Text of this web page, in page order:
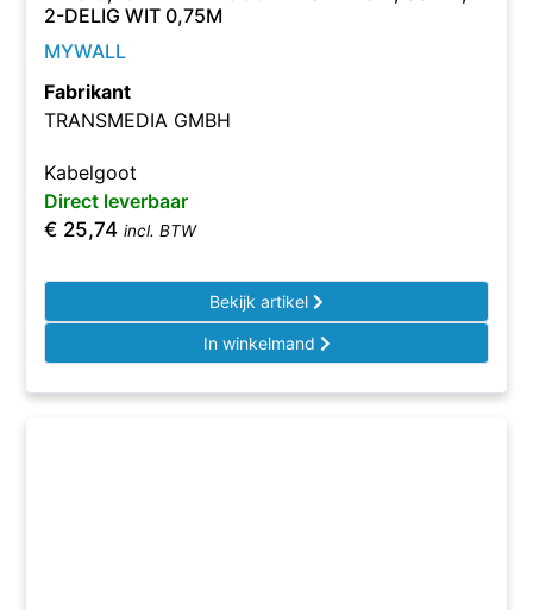
2-DELIG WIT 0,75M
MYWALL
Fabrikant
TRANSMEDIA GMBH
Kabelgoot
Direct leverbaar
€ 25,74 incl. BTW
Bekijk artikel
In winkelmand